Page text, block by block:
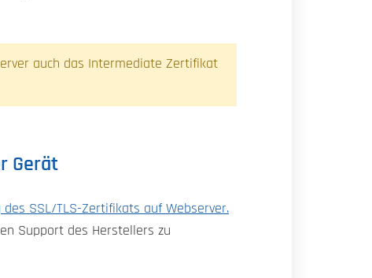
auch das Intermediate Zertifikat
Gerät
SSL/TLS-Zertifikats auf Webserver.
Support des Herstellers zu